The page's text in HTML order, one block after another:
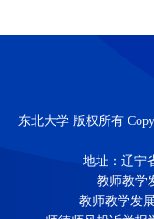
东北大学 版权所有
地址：辽宁
教师教学
教师教学发